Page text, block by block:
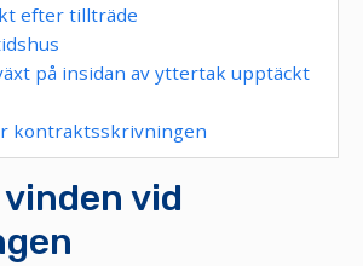
efter tillträde
på insidan av yttertak upptäckt
kontraktsskrivningen
vinden vid